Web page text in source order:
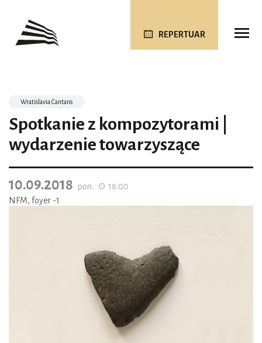
REPERTUAR
Wratislavia Cantans
Spotkanie z kompozytorami |
wydarzenie towarzyszące
10.09.2018 pon.
18:00
NFM, foyer -1